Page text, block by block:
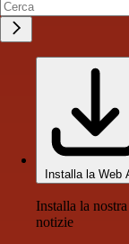
Installa la Web
Installa la
notizie